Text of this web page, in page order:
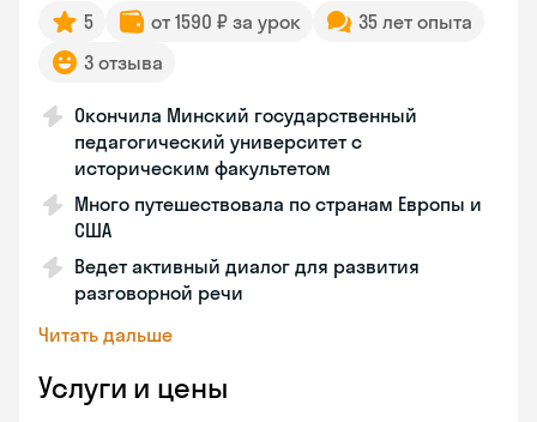
5 от 1590 ₽ за урок
35 лет опыта
3 отзыва
Окончила Минский государственный
педагогический университет с
историческим факультетом
Много путешествовала по странам Европы и
США
Ведет активный диалог для развития
разговорной речи
Читать дальше
Услуги и цены